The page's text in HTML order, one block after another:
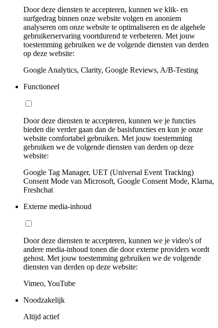
Door deze diensten te accepteren, kunnen we klik- en
surfgedrag binnen onze website volgen en anoniem
analyseren om onze website te optimaliseren en de algehele
gebruikerservaring voortdurend te verbeteren. Met jouw
toestemming gebruiken we de volgende diensten van derden
op deze website:
Google Analytics, Clarity, Google Reviews, A/B-Testing
Functioneel
Door deze diensten te accepteren, kunnen we je functies
bieden die verder gaan dan de basisfuncties en kun je onze
website comfortabel gebruiken. Met jouw toestemming
gebruiken we de volgende diensten van derden op deze
website:
Google Tag Manager, UET (Universal Event Tracking)
Consent Mode van Microsoft, Google Consent Mode, Klarna,
Freshchat
Externe media-inhoud
Door deze diensten te accepteren, kunnen we je video's of
andere media-inhoud tonen die door externe providers wordt
gehost. Met jouw toestemming gebruiken we de volgende
diensten van derden op deze website:
Vimeo, YouTube
Noodzakelijk
Altijd actief